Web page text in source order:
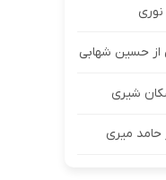
نوری
از حسین شهابی
شیری
حامد میری